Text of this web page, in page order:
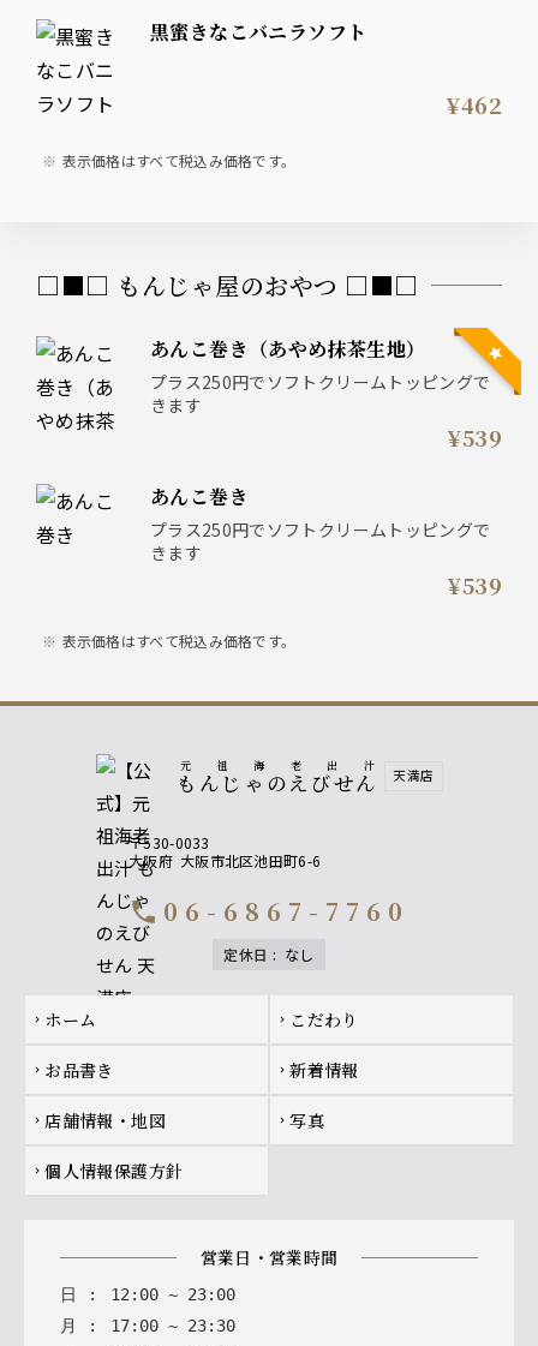
黒蜜きなこバニラソフト
¥462
表示価格はすべて税込み価格です。
□■□ もんじゃ屋のおやつ □■□
あんこ巻き（あやめ抹茶生地）
プラス250円でソフトクリームトッピングで
きます
¥539
あんこ巻き
プラス250円でソフトクリームトッピングで
きます
¥539
表示価格はすべて税込み価格です。
元祖海老出汁
もんじゃのえびせん 天満店
〒530-0033
大阪府 大阪市北区池田町6-6
call 06-6867-7760
定休日 : なし
Footer navigation
chevron_right ホーム chevron_right こだわり
chevron_right お品書き chevron_right 新着情報
chevron_right 店舗情報・地図 chevron_right 写真
chevron_right 個人情報保護方針
営業日・営業時間
日 : 12: 00 ~ 23: 00
月
: 17: 00 ~ 23: 30